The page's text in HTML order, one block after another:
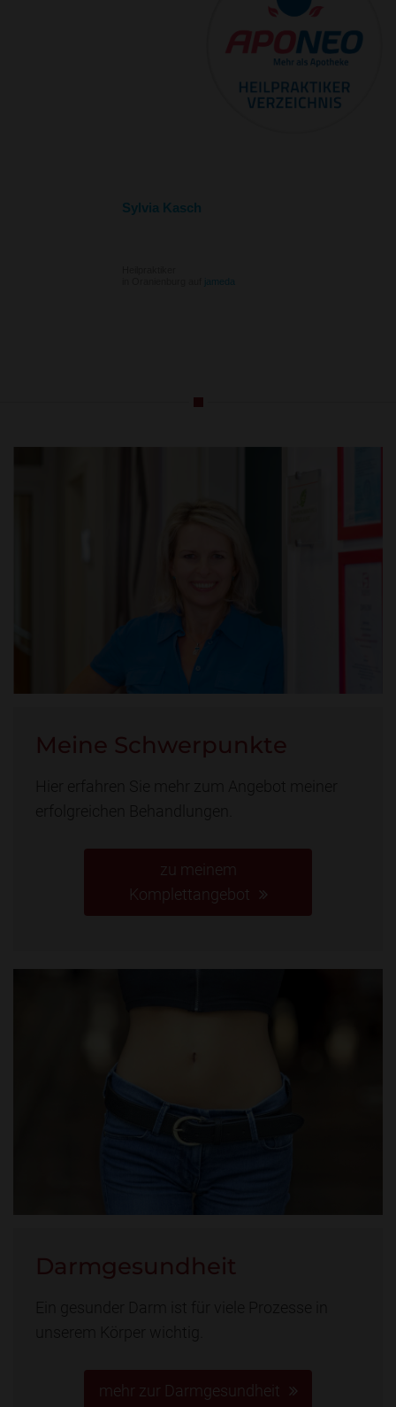
Sylvia Kasch
jameda
Meine Schwerpunkte
zu meinem
Komplettangebot
Darmgesundheit
mehr zur Darmgesundheit